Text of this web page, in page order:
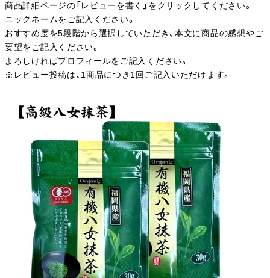
商品詳細ページの「レビューを書く」をクリックしてください。
ニックネームをご記入ください。
おすすめ度を5段階から選択していただき、本文に商品の感想やご
要望をご記入ください。
よろしければプロフィールをご記入ください。
※レビュー投稿は、1商品につき1回ご記入いただけます。